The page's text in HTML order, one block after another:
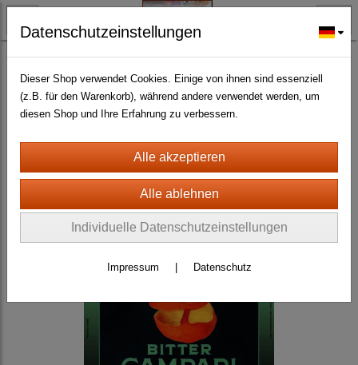
BLECH- + HOLZSCHILDER-MAGNETE
BLECHSCHILDER CA. 20 X 30 CM
Getränke(269)
Datenschutzeinstellungen
Dieser Shop verwendet Cookies. Einige von ihnen sind essenziell
(z.B. für den Warenkorb), während andere verwendet werden, um
diesen Shop und Ihre Erfahrung zu verbessern.
Individuelle Datenschutzeinstellungen
Impressum Datenschutz